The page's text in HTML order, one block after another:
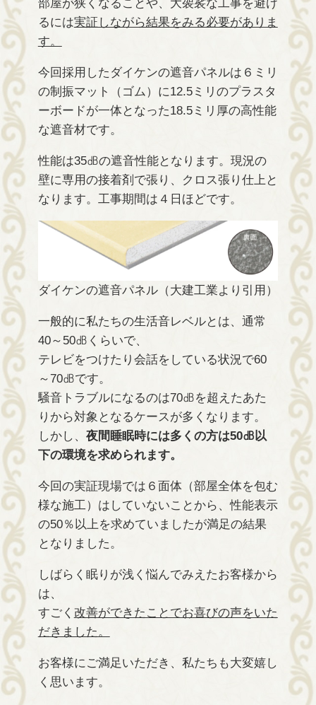
部屋が狭くなることや、大袈裟な工事を避け
るには実証しながら結果をみる必要がありま
す。
今回採用したダイケンの遮音パネルは６ミリ
の制振マット（ゴム）に12.5ミリのプラスタ
ーボードが一体となった18.5ミリ厚の高性能
な遮音材です。
性能は35㏈の遮音性能となります。現況の
壁に専用の接着剤で張り、クロス張り仕上と
なります。工事期間は４日ほどです。
ダイケンの遮音パネル（大建工業より引用）
一般的に私たちの生活音レベルとは、通常
40～50㏈くらいで、
テレビをつけたり会話をしている状況で60
～70㏈です。
騒音トラブルになるのは70㏈を超えたあた
りから対象となるケースが多くなります。
しかし、 夜間睡眠時には多くの方は50㏈以
下の環境を求められます。
今回の実証現場では６面体（部屋全体を包む
様な施工）はしていないことから、性能表示
の50％以上を求めていましたが満足の結果
となりました。
しばらく眠りが浅く悩んでみえたお客様から
は、
すごく 改善ができたことでお喜びの声をいた
だきました。
お客様にご満足いただき、私たちも大変嬉し
く思います。